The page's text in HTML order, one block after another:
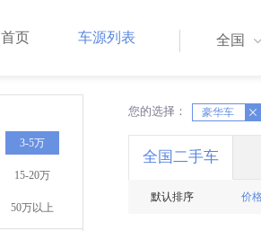
首页 车源列表 全国
3-5万
15-20万
50万以上
您的选择： 豪华车
X X
全国二手车
默认排序 价